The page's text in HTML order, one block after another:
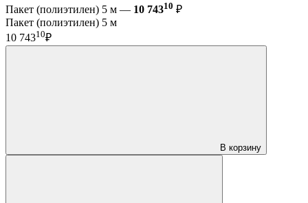
Пакет (полиэтилен) 5 м — 10 74310 ₽
Пакет (полиэтилен) 5 м
10 74310₽
В корзину